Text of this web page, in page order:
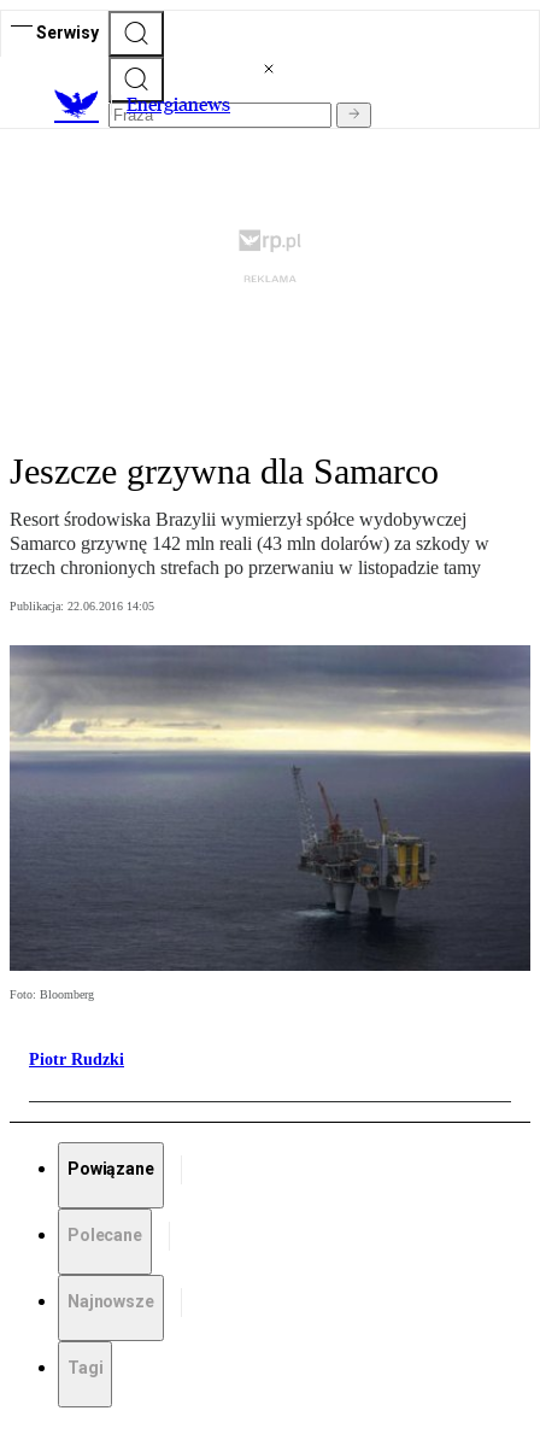
Serwisy
Energianews
Jeszcze grzywna dla Samarco
Resort środowiska Brazylii wymierzył spółce wydobywczej
Samarco grzywnę 142 mln reali (43 mln dolarów) za szkody w
trzech chronionych strefach po przerwaniu w listopadzie tamy
Publikacja: 22.06.2016 14:05
Foto: Bloomberg
Piotr Rudzki
Powiązane
Polecane
Najnowsze
Tagi